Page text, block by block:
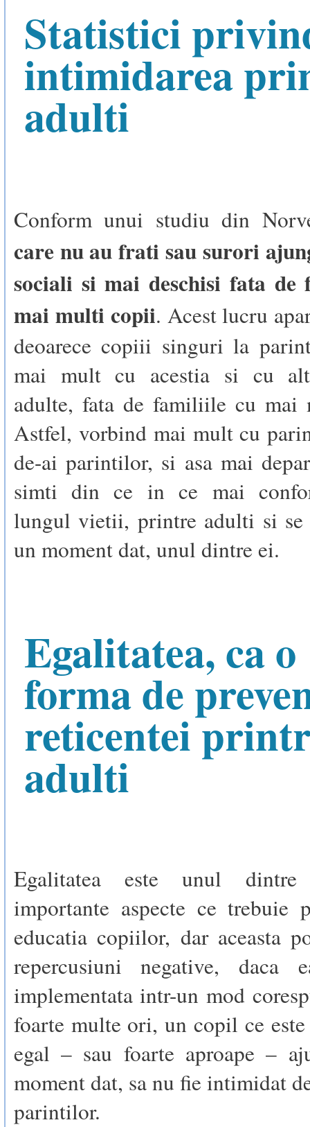
Statistici
intimidarea
adulti
Conform unui studiu din
care nu au frati sau surori
sociali si mai deschisi fata de
mai multi copii. Acest lucru
deoarece copiii singuri la
mai mult cu acestia si cu
adulte, fata de familiile cu
Astfel, vorbind mai mult cu
de-ai parintilor, si asa mai
simti din ce in ce mai
lungul vietii, printre adulti si
un moment dat, unul dintre ei.
Egalitatea, ca o
forma de
reticentei
adulti
Egalitatea este unul
importante aspecte ce trebuie
educatia copiilor, dar aceasta
repercusiuni negative, daca
implementata intr-un mod
foarte multe ori, un copil ce
egal – sau foarte aproape –
moment dat, sa nu fie intimidat
parintilor.